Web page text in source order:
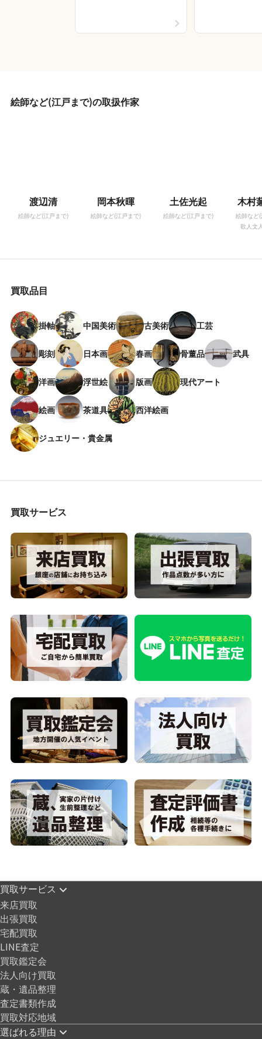
絵師など(江戸まで)の取扱作家
渡辺清
絵師など(江戸まで)
岡本秋暉
絵師など(江戸まで)
土佐光起
絵師など(江戸まで)
木村
絵師など
歌人文
買取品目
掛軸 中国美術 古美術 工芸
彫刻 日本画 春画 骨董品 武具
洋画 浮世絵 版画 現代アート
絵画 茶道具 西洋絵画
ジュエリー・貴金属
買取サービス
買取サービス
来店買取
出張買取
宅配買取
LINE査定
買取鑑定会
法人向け買取
蔵・遺品整理
査定書類作成
買取対応地域
選ばれる理由